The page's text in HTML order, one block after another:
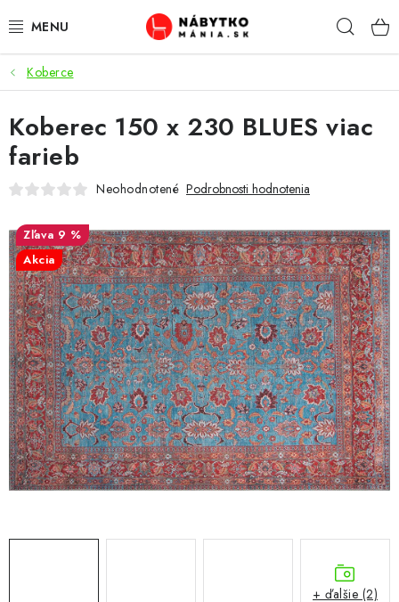
na
VÝPREDAJ
NOVINKY
OBÝVACIA IZBA
SPÁĽŇA
PREDSIENE
PRACOVŇA / KANCELÁRIA
KÚPEĽŇA
DETSKÉ A ŠTUDENTSKÉ
DOPLNKY A DEKORÁCIE
ZÁHRADA
Koberce
Koberec 150 x 230 BLUES viac
farieb
Neohodnotené Podrobnosti hodnotenia
9 %
Akcia
+ ďalšie (2)